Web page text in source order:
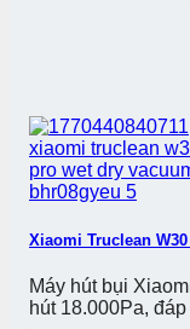
Xiaomi Truclean
Máy hút bụi
hút 18.000Pa, đáp